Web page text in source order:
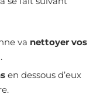
va nettoyer vos
en dessous d’eux